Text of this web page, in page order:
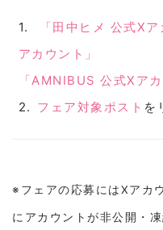
「田中ヒメ 公式Xア
アカウント」
「AMNIBUS 公式Xアカ
フェア対象ポスト を
※フェアの応募にはXアカ
にアカウントが非公開・